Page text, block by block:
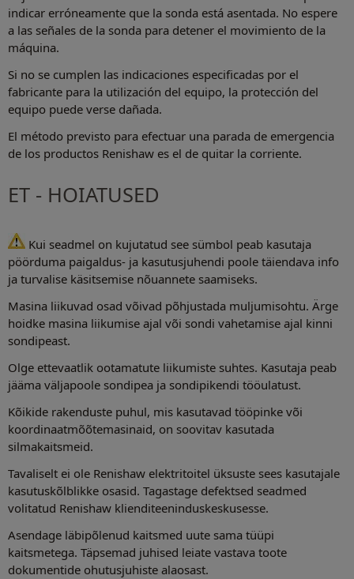
indicar erróneamente que la sonda está asentada. No espere
a las señales de la sonda para detener el movimiento de la
máquina.
Si no se cumplen las indicaciones especificadas por el
fabricante para la utilización del equipo, la protección del
equipo puede verse dañada.
El método previsto para efectuar una parada de emergencia
de los productos Renishaw es el de quitar la corriente.
ET - HOIATUSED
Kui seadmel on kujutatud see sümbol peab kasutaja
pöörduma paigaldus- ja kasutusjuhendi poole täiendava info
ja turvalise käsitsemise nõuannete saamiseks.
Masina liikuvad osad võivad põhjustada muljumisohtu. Ärge
hoidke masina liikumise ajal või sondi vahetamise ajal kinni
sondipeast.
Olge ettevaatlik ootamatute liikumiste suhtes. Kasutaja peab
jääma väljapoole sondipea ja sondipikendi tööulatust.
Kõikide rakenduste puhul, mis kasutavad tööpinke või
koordinaatmõõtemasinaid, on soovitav kasutada
silmakaitsmeid.
Tavaliselt ei ole Renishaw elektritoitel üksuste sees kasutajale
kasutuskõlblikke osasid. Tagastage defektsed seadmed
volitatud Renishaw klienditeeninduskeskusesse.
Asendage läbipõlenud kaitsmed uute sama tüüpi
kaitsmetega. Täpsemad juhised leiate vastava toote
dokumentide ohutusjuhiste alaosast.